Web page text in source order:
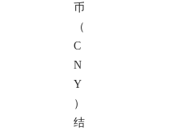
币
（
C
N
Y
）
结